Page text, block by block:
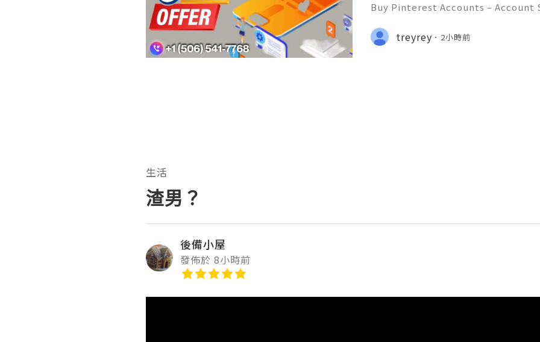
Buy Pinterest Accounts –
💫🌐✨💎Fast & Reliable 24/7
💎WhatsApp :+1 (506) 541-7768
treyrey 2小時前
生活
渣男？
後備小屋
發佈於 8小時前